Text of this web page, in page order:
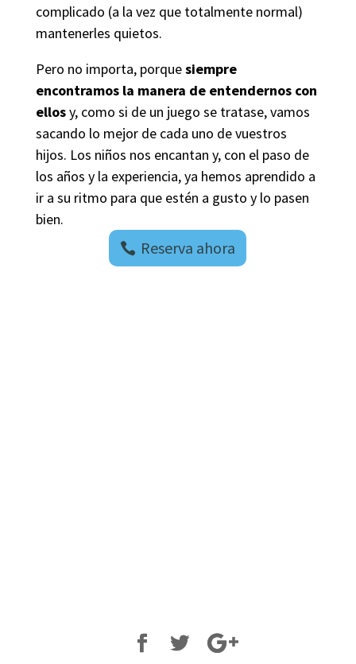
complicado (a la vez que totalmente normal)
mantenerles quietos.
Pero no importa, porquesiempre
encontramos la manera de entendernos con
ellosy, como si de un juego se tratase, vamos
sacando lo mejor de cada uno de vuestros
hijos. Los niños nos encantan y, con el paso de
los años y la experiencia, ya hemos aprendido a
ir a su ritmo para que estén a gusto y lo pasen
bien.
Reserva ahora